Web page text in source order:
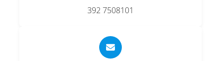
392 7508101